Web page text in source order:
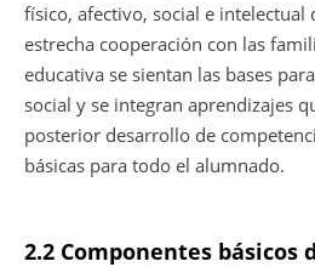
físico, afectivo, social e intelectual
estrecha cooperación con las
educativa se sientan las bases
social y se integran aprendizajes
posterior desarrollo de
básicas para todo el alumnado.
2.2 Componentes básicos